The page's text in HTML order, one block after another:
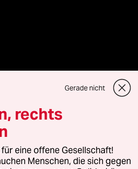
Gerade nicht
rechts
eine offene Gesellschaft!
Menschen, die sich gegen